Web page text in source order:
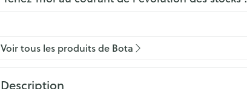
Voir tous les produits de Bota
Description